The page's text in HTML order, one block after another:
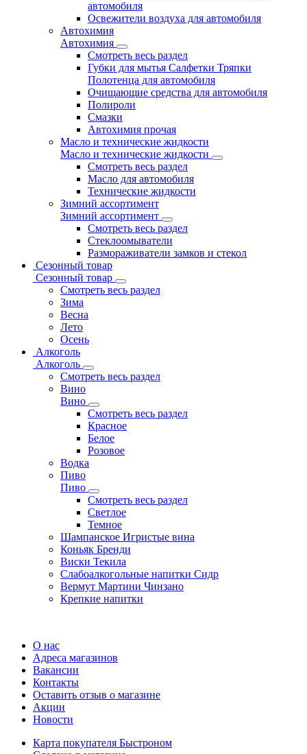
автомобиля
Освежители воздуха для автомобиля
Автохимия
Автохимия
Смотреть весь раздел
Губки для мытья Салфетки Тряпки
Полотенца для автомобиля
Очищающие средства для автомобиля
Полироли
Смазки
Автохимия прочая
Масло и технические жидкости
Масло и технические жидкости
Смотреть весь раздел
Масло для автомобиля
Технические жидкости
Зимний ассортимент
Зимний ассортимент
Смотреть весь раздел
Стеклоомыватели
Размораживатели замков и стекол
Сезонный товар
Сезонный товар
Смотреть весь раздел
Зима
Весна
Лето
Осень
Алкоголь
Алкоголь
Смотреть весь раздел
Вино
Вино
Смотреть весь раздел
Красное
Белое
Розовое
Водка
Пиво
Пиво
Смотреть весь раздел
Cветлое
Темное
Шампанское Игристые вина
Коньяк Бренди
Виски Текила
Слабоалкогольные напитки Сидр
Вермут Мартини Чинзано
Крепкие напитки
О нас
Адреса магазинов
Вакансии
Контакты
Оставить отзыв о магазине
Акции
Новости
Карта покупателя Быстроном